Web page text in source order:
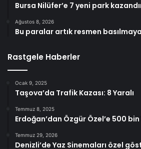
Bursa Nilüfer’e 7 yeni park
Ağustos 8, 2026
Bu paralar artık resmen
Rastgele Haberler
Ocak 9, 2025
Taşova’da Trafik Kazası: 8 Yaralı
Temmuz 8, 2025
Erdoğan’dan Özgür Özel’e 500 bin
Temmuz 29, 2026
Denizli’de Yaz Sinemaları özel